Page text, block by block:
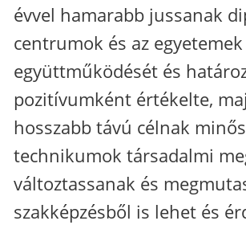
évvel hamarabb jussanak
centrumok és az
együttműködését és
pozitívumként értékelte,
hosszabb távú célnak
technikumok társadalmi
változtassanak és
szakképzésből is lehet és